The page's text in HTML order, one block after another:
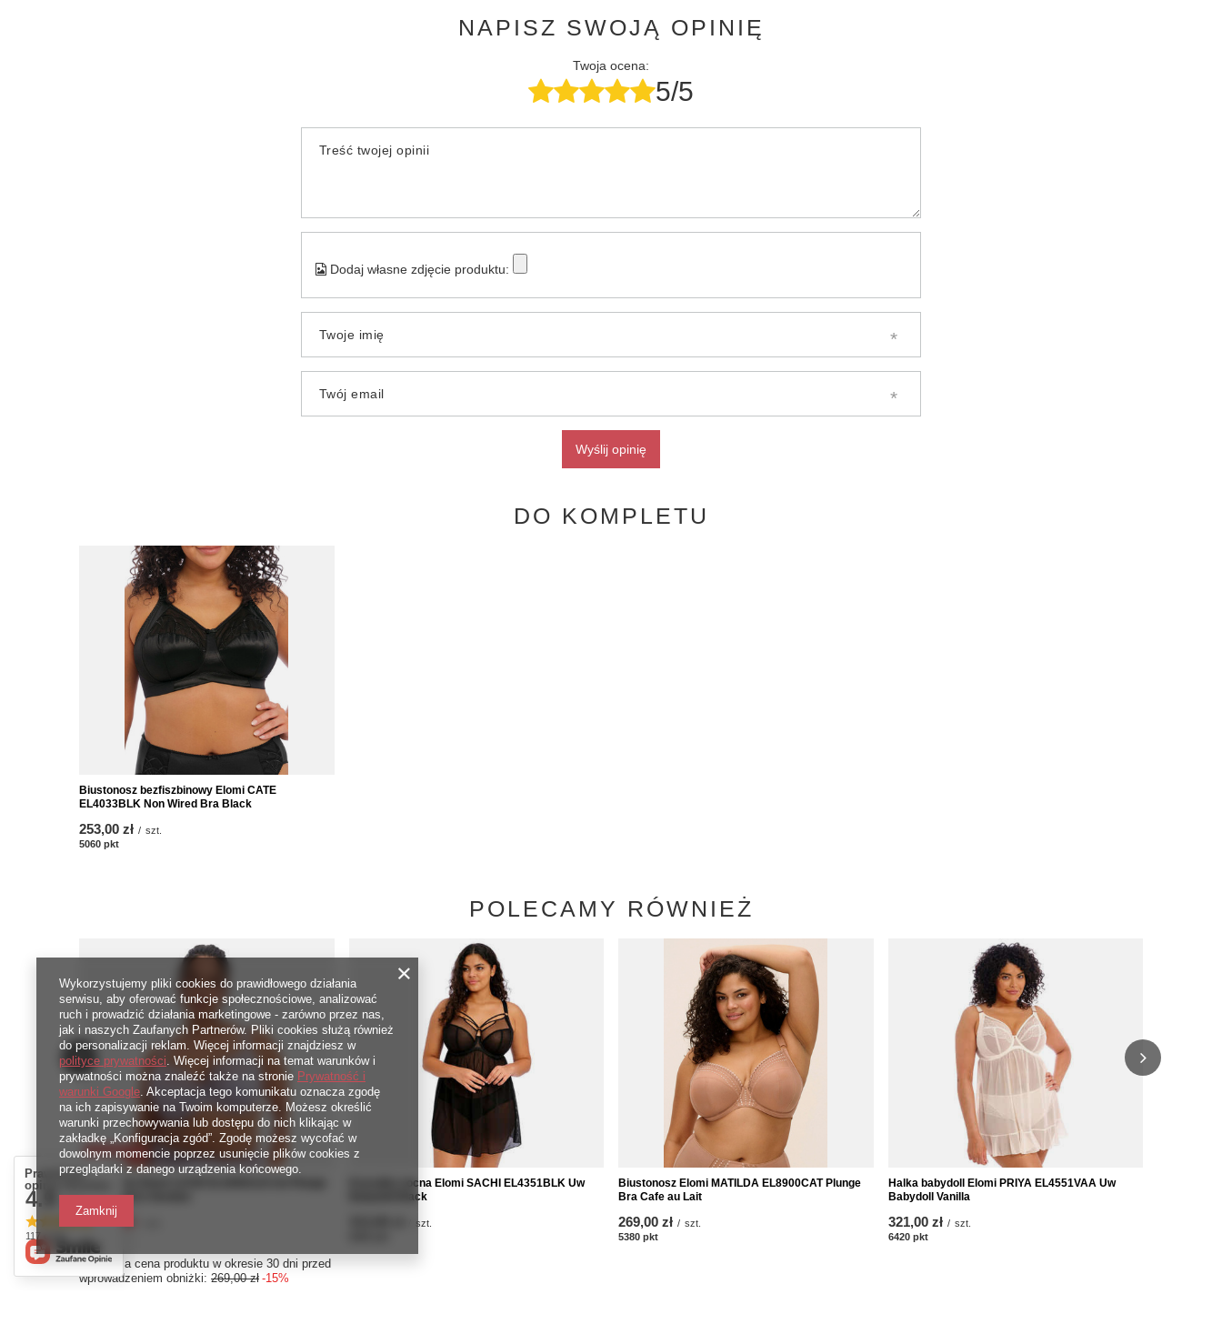
NAPISZ SWOJĄ OPINIĘ
Twoja ocena:
5/5
Treść twojej opinii
Dodaj własne zdjęcie produktu:
Twoje imię
Twój email
Wyślij opinię
DO KOMPLETU
Biustonosz bezfiszbinowy Elomi CATE
EL4033BLK Non Wired Bra Black
253,00 zł / szt.
5060 pkt
POLECAMY RÓWNIEŻ
PROMOCJA
Bra - Stretch Aleutian
228,65 zł
Najniższa cena produktu w okresie 30 dni przed
wprowadzeniem obniżki: 269,00 zł -15%
Koszulka nocna Elomi SACHI EL4351BLK Uw
Babydoll Black
szt.
Biustonosz Elomi MATILDA EL8900CAT Plunge
Bra Cafe au Lait
269,00 zł / szt.
5380 pkt
Halka babydoll Elomi PRIYA EL4551VAA Uw
Babydoll Vanilla
321,00 zł / szt.
6420 pktpunktów
Prawdziwe
opinie klientów
4.9
117 opinii
Wykorzystujemy pliki cookies do prawidłowego działania
serwisu, aby oferować funkcje społecznościowe, analizować
ruch i prowadzić działania marketingowe - zarówno przez nas,
jak i naszych Zaufanych Partnerów. Pliki cookies służą również
do personalizacji reklam. Więcej informacji znajdziesz w
polityce prywatności. Więcej informacji na temat warunków i
prywatności można znaleźć także na stronie Prywatność i
warunki Google. Akceptacja tego komunikatu oznacza zgodę
na ich zapisywanie na Twoim komputerze. Możesz określić
warunki przechowywania lub dostępu do nich klikając w
zakładkę „Konfiguracja zgód”. Zgodę możesz wycofać w
dowolnym momencie poprzez usunięcie plików cookies z
przeglądarki z danego urządzenia końcowego.
Zamknij